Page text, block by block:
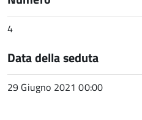
4
Data della seduta
29 Giugno 2021 00:00